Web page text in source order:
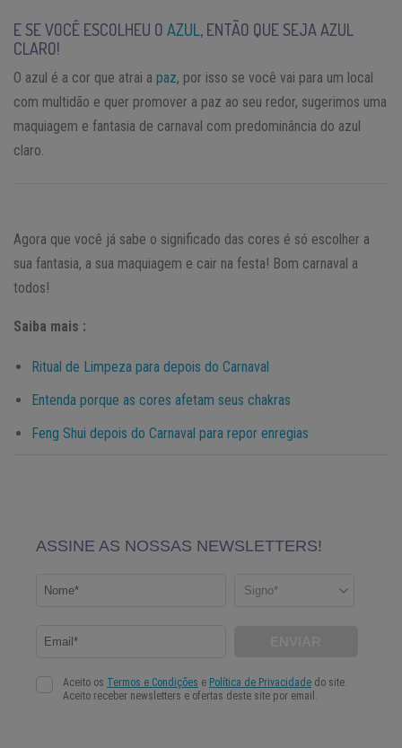
E SE VOCÊ ESCOLHEU O AZUL, ENTÃO QUE SEJA AZUL
CLARO!
O azul é a cor que atrai a paz, por isso se você vai para um local
com multidão e quer promover a paz ao seu redor, sugerimos uma
maquiagem e fantasia de carnaval com predominância do azul
claro.
Agora que você já sabe o significado das cores é só escolher a
sua fantasia, a sua maquiagem e cair na festa! Bom carnaval a
todos!
Saiba mais :
Ritual de Limpeza para depois do Carnaval
Entenda porque as cores afetam seus chakras
Feng Shui depois do Carnaval para repor enregias